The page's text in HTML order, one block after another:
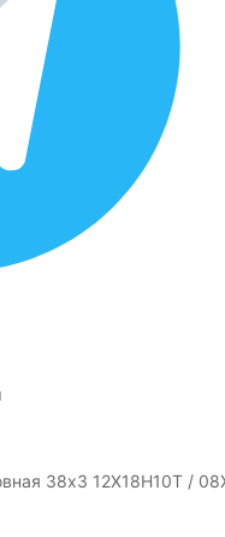
38х3 12Х18Н10Т /